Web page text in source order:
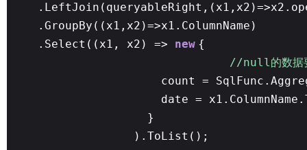
.GroupBy((x1,x2)=>x1.ColumnName)
.Select((x1, x2) => new {
//null的数据
count =
date =
}
).ToList();